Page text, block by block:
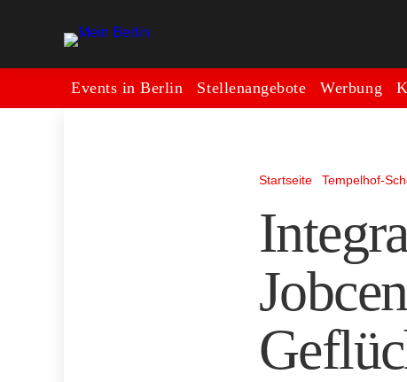
Events in Berlin Stellenangebote Werbung
Startseite Tempelhof-